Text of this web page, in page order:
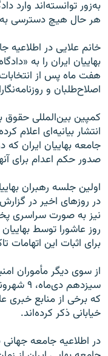
به‌زور توانسته‌اند وارد
هر حال هیچ دسترسی به
خانم علایی در اطلاعیه
بهاییان ایران را به
هفت ماه پس از
اصلاح‌طلبان و
کمپین بین‌المللی حقوق
انتشار بیانیه‌ای اعلام
جامعه بهاییان ایران
صدور حکم اعدام برای
اولین جلسه رهبران
در روزهای اخیر در
نيز به صورت سراسری
روز عاشورا توسط
برای اثبات اين
از سوی دیگر مأموران
سیزدهم
که برخی از منابع خبری
خیابانی ذکر کرده‌اند.
در اطلاعیه جامعه